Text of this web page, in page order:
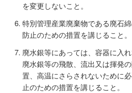
を変更しないこと。
特別管理産業廃棄物である廃石
防止のための措置を講じること。
廃水銀等にあっては、容器に入
廃水銀等の飛散、流出又は揮発
置、高温にさらされないために
止のための措置を講じること。